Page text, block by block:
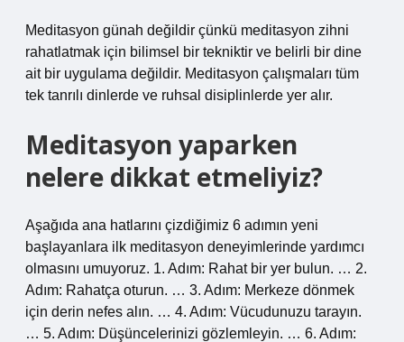
Meditasyon günah değildir çünkü meditasyon zihni
rahatlatmak için bilimsel bir tekniktir ve belirli bir dine
ait bir uygulama değildir. Meditasyon çalışmaları tüm
tek tanrılı dinlerde ve ruhsal disiplinlerde yer alır.
Meditasyon yaparken
nelere dikkat etmeliyiz?
Aşağıda ana hatlarını çizdiğimiz 6 adımın yeni
başlayanlara ilk meditasyon deneyimlerinde yardımcı
olmasını umuyoruz. 1. Adım: Rahat bir yer bulun. … 2.
Adım: Rahatça oturun. … 3. Adım: Merkeze dönmek
için derin nefes alın. … 4. Adım: Vücudunuzu tarayın.
… 5. Adım: Düşüncelerinizi gözlemleyin. … 6. Adım: